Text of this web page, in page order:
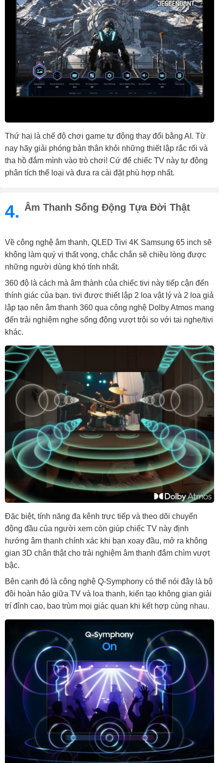
Thứ hai là chế độ chơi game tự động thay đổi bằng AI. Từ
nay hãy giải phóng bản thân khỏi những thiết lập rắc rối và
tha hồ đắm mình vào trò chơi! Cứ để chiếc TV này tự động
phân tích thể loại và đưa ra cài đặt phù hợp nhất.
4. Âm Thanh Sống Động Tựa Đời Thật
Về công nghệ âm thanh, QLED Tivi 4K Samsung 65 inch sẽ
không làm quý vị thất vọng, chắc chắn sẽ chiều lòng được
những người dùng khó tính nhất.
360 độ là cách mà âm thành của chiếc tivi này tiếp cận đến
thính giác của bạn. tivi được thiết lập 2 loa vật lý và 2 loa giả
lập tạo nên âm thanh 360 qua công nghệ Dolby Atmos mang
đến trải nghiệm nghe sống động vượt trội so với tai nghe/tivi
khác.
Đặc biệt, tính năng đa kênh trực tiếp và theo dõi chuyển
động đầu của người xem còn giúp chiếc TV này định
hướng âm thanh chính xác khi bạn xoay đầu, mở ra không
gian 3D chân thật cho trải nghiệm âm thanh đắm chìm vượt
bậc.
Bên cạnh đó là công nghệ Q-Symphony có thể nói đây là bộ
đôi hoàn hảo giữa TV và loa thanh, kiến tạo không gian giải
trí đỉnh cao, bao trùm mọi giác quan khi kết hợp cùng nhau.